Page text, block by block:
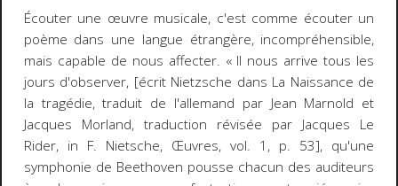
Écouter une œuvre musicale, c'est comme écouter un
poème dans une langue étrangère, incompréhensible,
mais capable de nous affecter. « Il nous arrive tous les
jours d'observer, [écrit Nietzsche dans La Naissance de
la tragédie, traduit de l'allemand par Jean Marnold et
Jacques Morland, traduction révisée par Jacques Le
Rider, in F. Nietsche, Œuvres, vol. 1, p. 53], qu'une
symphonie de Beethoven pousse chacun des auditeurs